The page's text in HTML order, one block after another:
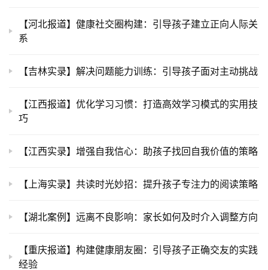
【河北报道】健康社交圈构建：引导孩子建立正向人际关
系
【吉林实录】解决问题能力训练：引导孩子面对主动挑战
【江西报道】优化学习习惯：打造高效学习模式的实用技
巧
【江西实录】增强自我信心：助孩子找回自我价值的策略
【上海实录】共读时光妙招：提升孩子专注力的阅读策略
【湖北案例】远离不良影响：家长如何及时介入调整方向
【重庆报道】构建健康朋友圈：引导孩子正确交友的实践
经验